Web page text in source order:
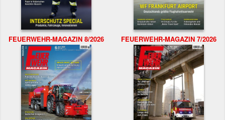
FEUERWEHR-MAGAZIN 8/2026 FEUERWEHR-MAGAZIN 7/2026